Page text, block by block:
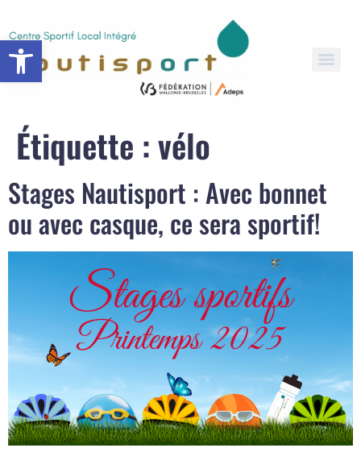
Open toolbar
Étiquette :vélo
Stages Nautisport : Avec bonnet
ou avec casque, ce sera sportif!